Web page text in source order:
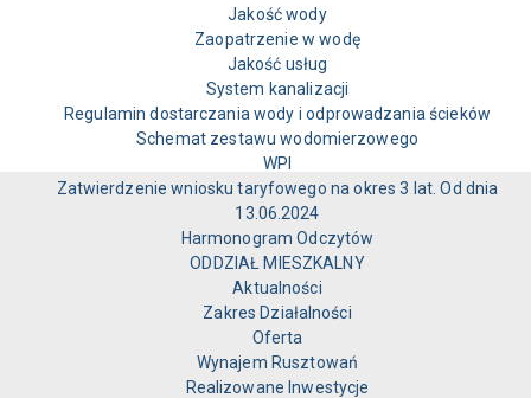
Jakość wody
Zaopatrzenie w wodę
Jakość usług
System kanalizacji
Regulamin dostarczania wody i odprowadzania ścieków
Schemat zestawu wodomierzowego
WPI
Zatwierdzenie wniosku taryfowego na okres 3 lat. Od dnia
13.06.2024
Harmonogram Odczytów
ODDZIAŁ MIESZKALNY
Aktualności
Zakres Działalności
Oferta
Wynajem Rusztowań
Realizowane Inwestycje